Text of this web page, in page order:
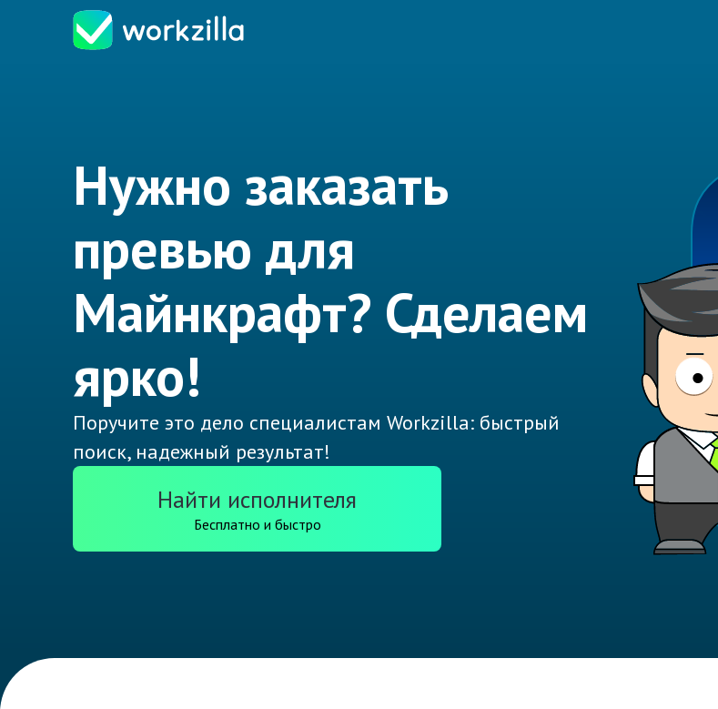
Нужно заказать
превью для
Майнкрафт? Сделаем
ярко!
Поручите это дело специалистам Workzilla: быстрый
поиск, надежный результат!
Найти исполнителя
Бесплатно и быстро